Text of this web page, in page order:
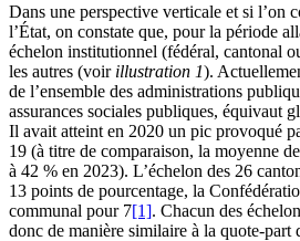
Dans une perspective verticale et si l’on
l’État, on constate que, pour la période
échelon institutionnel (fédéral, cantonal
les autres (voir illustration 1).
de l’ensemble des administrations
assurances sociales publiques, équivaut
Il avait atteint en 2020 un pic provoqué
19 (à titre de comparaison, la moyenne
à 42 % en 2023). L’échelon des 26
13 points de pourcentage, la
communal pour 7[1]. Chacun des
donc de manière similaire à la quote-part